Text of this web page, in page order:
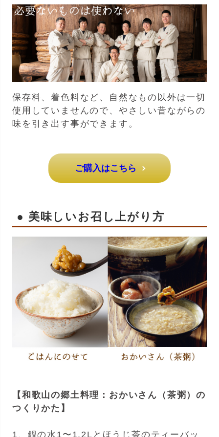
保存料、着色料など、自然なもの以外は一切
使用していませんので、やさしい昔ながらの
味を引き出す事ができます。
ご購入はこちら
● 美味しいお召し上がり方
【和歌山の郷土料理：おかいさん（茶粥）の
つくりかた】
1、鍋の水1〜1.2Lとほうじ茶のティーバッ